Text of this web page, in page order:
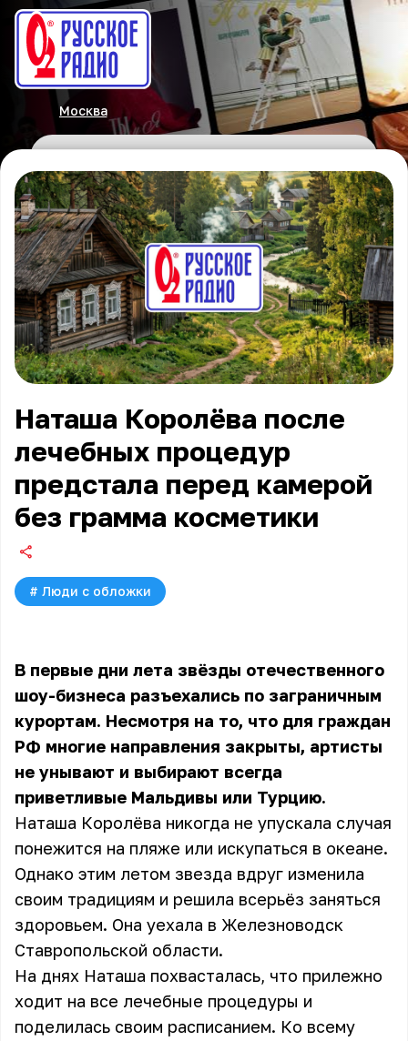
Москва
Наташа Королёва после
лечебных процедур
предстала перед камерой
без грамма косметики
# Люди с обложки
В первые дни лета звёзды отечественного
шоу-бизнеса разъехались по заграничным
курортам. Несмотря на то, что для граждан
РФ многие направления закрыты, артисты
не унывают и выбирают всегда
приветливые Мальдивы или Турцию.
Наташа Королёва никогда не упускала случая
понежится на пляже или искупаться в океане.
Однако этим летом звезда вдруг изменила
своим традициям и решила всерьёз заняться
здоровьем. Она уехала в Железноводск
Ставропольской области.
На днях Наташа похвасталась, что прилежно
ходит на все лечебные процедуры и
поделилась своим расписанием. Ко всему